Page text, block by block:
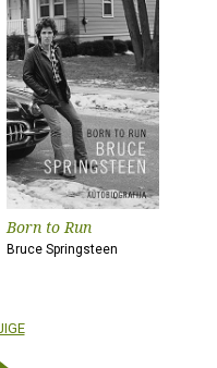
Born to Run
Bruce Springsteen